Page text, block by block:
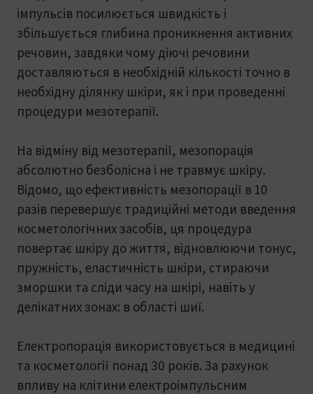
імпульсів посилюється швидкість і
збільшується глибина проникнення активних
речовин, завдяки чому діючі речовини
доставляються в необхідній кількості точно в
необхідну ділянку шкіри, як і при проведенні
процедури мезотерапії.
На відміну від мезотерапії, мезопорація
абсолютно безболісна і не травмує шкіру.
Відомо, що ефективність мезопорації в 10
разів перевершує традиційні методи введення
косметологічних засобів, ця процедура
повертає шкіру до життя, відновлюючи тонус,
пружність, еластичність шкіри, стираючи
зморшки та сліди часу на шкірі, навіть у
делікатних зонах: в області шиї.
Електропорація використовується в медицині
та косметології понад 30 років. За рахунок
впливу на клітини електроімпульсним